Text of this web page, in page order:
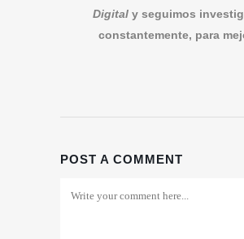
Digital y seguimos
constantemente, para
POST A COMMENT